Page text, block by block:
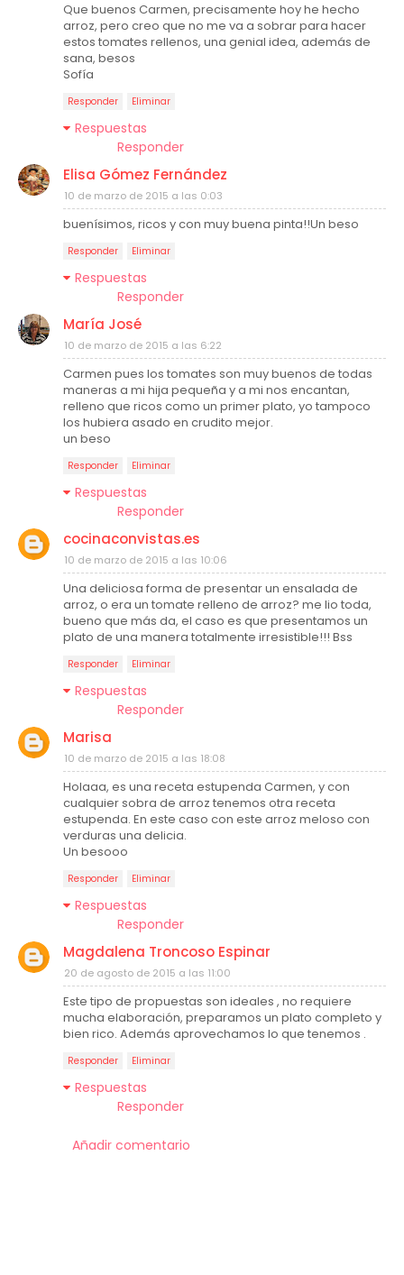
Que buenos Carmen, precisamente hoy he hecho
arroz, pero creo que no me va a sobrar para hacer
estos tomates rellenos, una genial idea, además de
sana, besos
Sofía
Responder Eliminar
Respuestas
Responder
Elisa Gómez Fernández
10 de marzo de 2015 a las 0:03
buenísimos, ricos y con muy buena pinta!!Un beso
Responder Eliminar
Respuestas
Responder
María José
10 de marzo de 2015 a las 6:22
Carmen pues los tomates son muy buenos de todas
maneras a mi hija pequeña y a mi nos encantan,
relleno que ricos como un primer plato, yo tampoco
los hubiera asado en crudito mejor.
un beso
Responder Eliminar
Respuestas
Responder
cocinaconvistas.es
10 de marzo de 2015 a las 10:06
Una deliciosa forma de presentar un ensalada de
arroz, o era un tomate relleno de arroz? me lio toda,
bueno que más da, el caso es que presentamos un
plato de una manera totalmente irresistible!!! Bss
Responder Eliminar
Respuestas
Responder
Marisa
10 de marzo de 2015 a las 18:08
Holaaa, es una receta estupenda Carmen, y con
cualquier sobra de arroz tenemos otra receta
estupenda. En este caso con este arroz meloso con
verduras una delicia.
Un besooo
Responder Eliminar
Respuestas
Responder
Magdalena Troncoso Espinar
20 de agosto de 2015 a las 11:00
Este tipo de propuestas son ideales , no requiere
mucha elaboración, preparamos un plato completo y
bien rico. Además aprovechamos lo que tenemos .
Responder Eliminar
Respuestas
Responder
Añadir comentario